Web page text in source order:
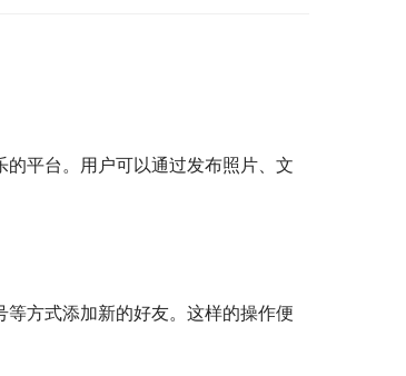
平台。用户可以通过发布照片、文
方式添加新的好友。这样的操作便